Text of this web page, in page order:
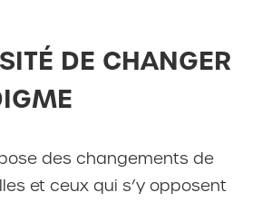
DE CHANGER
des changements de
et ceux qui s’y opposent